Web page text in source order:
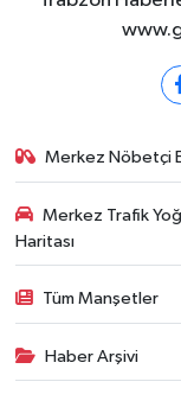
Merkez Nöbetçi
Merkez Trafik
Haritası
Tüm Manşetler
Haber Arşivi